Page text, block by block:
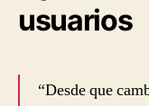
usuarios
“Desde que